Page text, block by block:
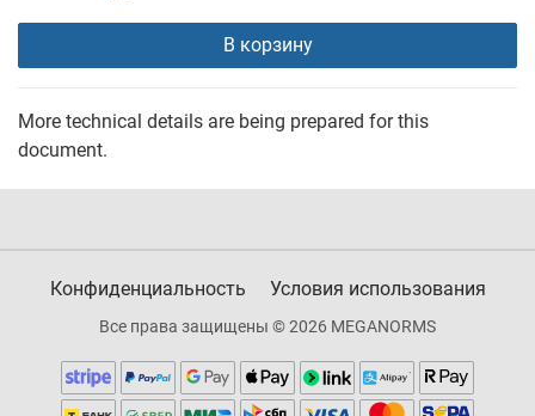
В корзину
More technical details are being prepared for this
document.
Конфиденциальность Условия использования
Все права защищены © 2026 MEGANORMS